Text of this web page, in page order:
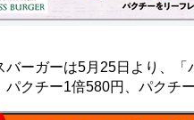
ーガーは5月25日より、「
パクチー1倍580円、パクチ